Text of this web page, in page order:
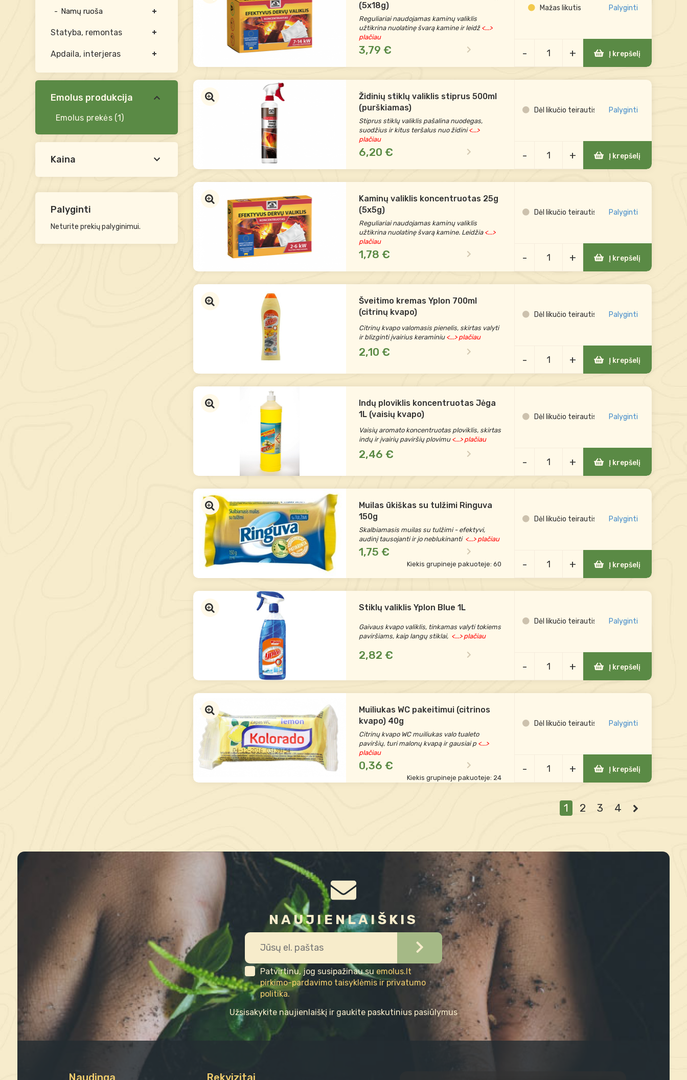
Namų ruoša
Statyba, remontas
Apdaila, interjeras
Emolus produkcija
Emolus prekės(1)
Kaina
Palyginti
Neturite prekių palyginimui.
(5x18g)
Reguliariai naudojamas kaminų valiklis
užtikrina nuolatinę švarą kamine ir leidž<...>
plačiau
3,79 €
Mažas likutis Palyginti
- + Į krepšelį
Židinių stiklų valiklis stiprus 500ml
(purškiamas)
Stiprus stiklų valiklis pašalina nuodegas,
suodžius ir kitus teršalus nuo židini<...>
plačiau
6,20 €
Dėl likučio teirautis Palyginti
- + Į krepšelį
Kaminų valiklis koncentruotas 25g
(5x5g)
Reguliariai naudojamas kaminų valiklis
užtikrina nuolatinę švarą kamine. Leidžia<...>
plačiau
1,78 €
Dėl likučio teirautis Palyginti
- + Į krepšelį
Šveitimo kremas Yplon 700ml
(citrinų kvapo)
Citrinų kvapo valomasis pienelis, skirtas valyti
ir blizginti įvairius keraminiu<...> plačiau
2,10 €
Dėl likučio teirautis Palyginti
- + Į krepšelį
Indų ploviklis koncentruotas Jėga
1L (vaisių kvapo)
Vaisių aromato koncentruotas ploviklis, skirtas
indų ir įvairių paviršių plovimu<...> plačiau
2,46 €
Dėl likučio teirautis Palyginti
- + Į krepšelį
Muilas ūkiškas su tulžimi Ringuva
150g
Skalbiamasis muilas su tulžimi - efektyvi,
audinį tausojanti ir jo neblukinanti <...> plačiau
1,75 €
Kiekis grupineje pakuoteje: 60
Dėl likučio teirautis Palyginti
- + Į krepšelį
Stiklų valiklis Yplon Blue 1L
Gaivaus kvapo valiklis, tinkamas valyti tokiems
paviršiams, kaip langų stiklai, <...> plačiau
2,82 €
Dėl likučio teirautis Palyginti
- + Į krepšelį
Muiliukas WC pakeitimui (citrinos
kvapo) 40g
Citrinų kvapo WC muiliukas valo tualeto
paviršių, turi malonų kvapą ir gausiai p<...>
plačiau
0,36 €
Kiekis grupineje pakuoteje: 24
Dėl likučio teirautis Palyginti
- + Į krepšelį
1 2 3 4
NAUJIENLAIŠKIS
Patvirtinu, jog susipažinau su emolus.lt
pirkimo-pardavimo taisyklėmis ir privatumo
politika.
Užsisakykite naujienlaiškį ir gaukite paskutinius pasiūlymus
Naudinga Rekvizitai